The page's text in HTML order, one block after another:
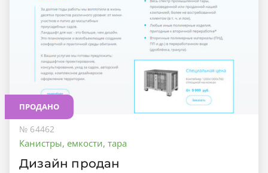
ПРОДАНО
№ 64462
Канистры, емкости, тара
Дизайн продан